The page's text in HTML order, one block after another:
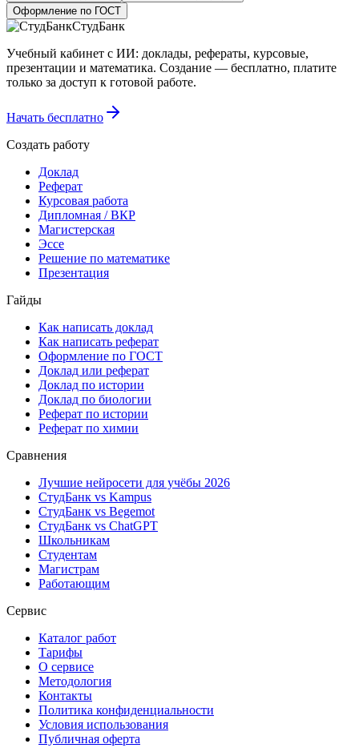
Оформление по ГОСТ
СтудБанк
Учебный кабинет с ИИ: доклады, рефераты, курсовые,
презентации и математика. Создание — бесплатно, платите
только за доступ к готовой работе.
Начать бесплатно
Создать работу
Доклад
Реферат
Курсовая работа
Дипломная / ВКР
Магистерская
Эссе
Решение по математике
Презентация
Гайды
Как написать доклад
Как написать реферат
Оформление по ГОСТ
Доклад или реферат
Доклад по истории
Доклад по биологии
Реферат по истории
Реферат по химии
Сравнения
Лучшие нейросети для учёбы 2026
СтудБанк vs Kampus
СтудБанк vs Begemot
СтудБанк vs ChatGPT
Школьникам
Студентам
Магистрам
Работающим
Сервис
Каталог работ
Тарифы
О сервисе
Методология
Контакты
Политика конфиденциальности
Условия использования
Публичная оферта